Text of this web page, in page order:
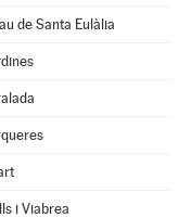
de Santa Eulàlia
i Viabrea